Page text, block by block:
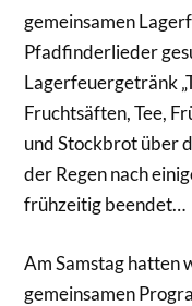
gemeinsamen
Pfadfinderlieder
Lagerfeuergetränk
Fruchtsäften, Tee,
und Stockbrot über
der Regen nach
frühzeitig beendet…
Am Samstag hatten
gemeinsamen